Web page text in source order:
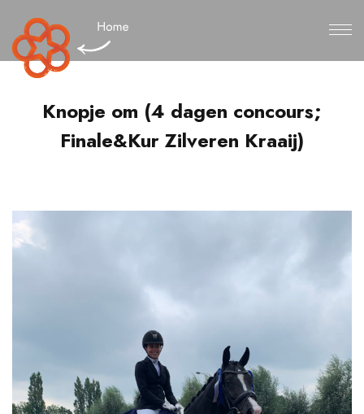
Knopje om (4 dagen concours;
Finale&Kur Zilveren Kraaij)